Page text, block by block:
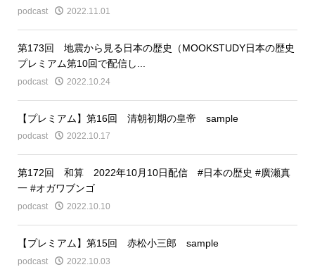
podcast 2022.11.01
第173回 地震から見る日本の歴史（MOOKSTUDY日本の歴史
プレミアム第10回で配信し...
podcast 2022.10.24
【プレミアム】第16回 清朝初期の皇帝 sample
podcast 2022.10.17
第172回 和算 2022年10月10日配信 #日本の歴史 #廣瀬真
一 #オガワブンゴ
podcast 2022.10.10
【プレミアム】第15回 赤松小三郎 sample
podcast 2022.10.03